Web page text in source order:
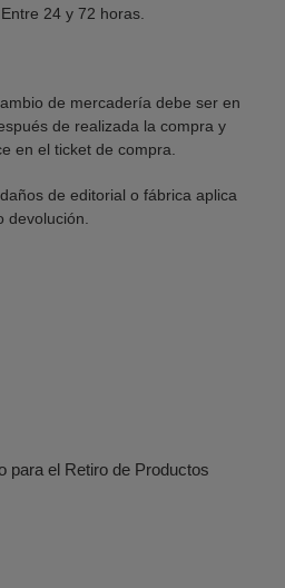
24 y 72 horas.
de mercadería debe ser en
de realizada la compra y
en el ticket de compra.
de editorial o fábrica aplica
devolución.
para el Retiro de Productos